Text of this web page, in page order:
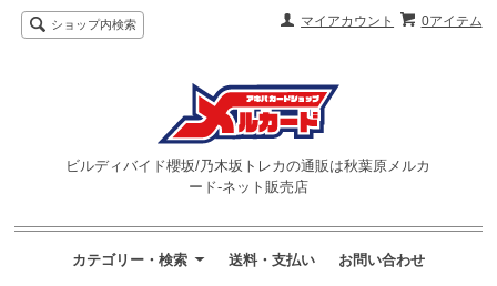
0アイテム
マイアカウント
ショップ内検索
ビルディバイド櫻坂/乃木坂トレカの通販は秋葉原メルカ
ード-ネット販売店
カテゴリー・検索 送料・支払い お問い合わせ